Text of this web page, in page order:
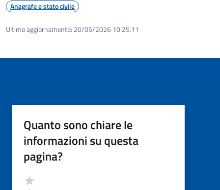
Anagrafe e stato civile
Ultimo aggiornamento: 20/05/2026 10:25.11
Quanto sono chiare le
informazioni su questa
pagina?
Valutazione